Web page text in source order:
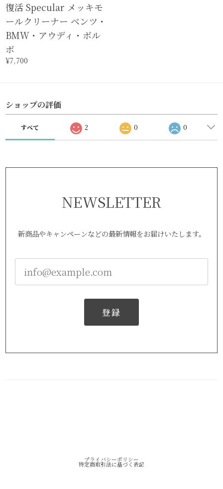
復活 Specular メッキモ
ールクリーナー ベンツ・
BMW・アウディ・ボル
ボ
¥7,700
ショップの評価
すべて 2 0 0
NEWSLETTER
新商品やキャンペーンなどの最新情報をお届けいたします。
登録
プライバシーポリシー
特定商取引法に基づく表記